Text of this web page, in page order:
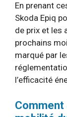
En prenant
Skoda Epiq
de prix et les
prochains
marqué par
l’efficacité
Comment